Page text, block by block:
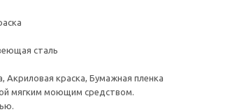
сталь
Акриловая краска, Бумажная пленка
мягким моющим средством.